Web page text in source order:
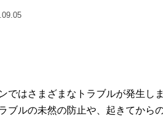
はさまざまなトラブルが発生しま
ブルの未然の防止や、起きてから